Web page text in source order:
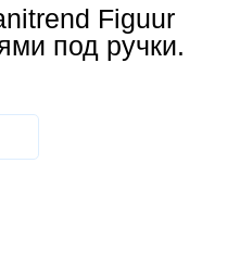
Figuur
под ручки.